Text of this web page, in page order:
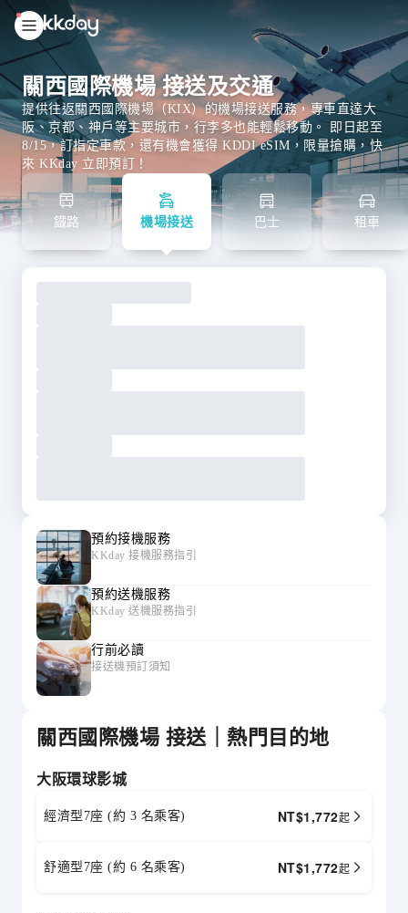
unread
notifications
關西國際機場 接送及交通
提供往返關西國際機場（KIX）的機場接送服務，專車直達大
阪、京都、神戶等主要城市，行李多也能輕鬆移動。 即日起至
8/15，訂指定車款，還有機會獲得 KDDI eSIM，限量搶購，快
來 KKday 立即預訂！
鐵路 機場接送 巴士 租車
預約接機服務
KKday 接機服務指引
預約送機服務
KKday 送機服務指引
行前必讀
接送機預訂須知
關西國際機場 接送｜熱門目的地
大阪環球影城
經濟型7座 (約 3 名乘客) NT$1,772起
舒適型7座 (約 6 名乘客) NT$1,772起